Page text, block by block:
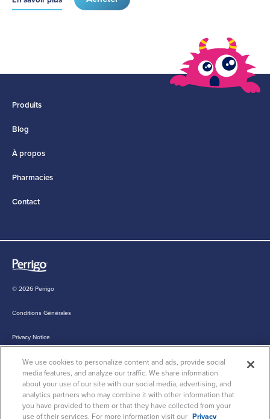
Produits
Blog
À propos
Pharmacies
Contact
© 2026 Perrigo
Conditions Générales
Privacy Notice
Cookie Statement
Cookie List
We use cookies to personalize content and ads, provide social
media features, and analyze our traffic. We share information
about your use of our site with our social media, advertising, and
analytics partners who may combine it with other information that
you have provided to them or that they have collected from your
use of their services. For more information visit our
Privacy